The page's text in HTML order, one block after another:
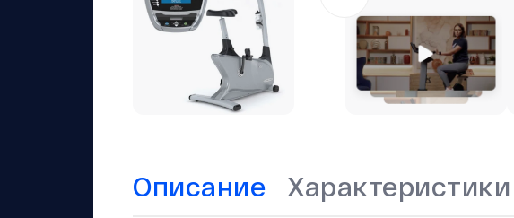
Описание Характеристики